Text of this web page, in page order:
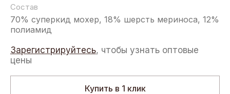
Состав
70% суперкид мохер, 18% шерсть мериноса, 12%
полиамид
Зарегистрируйтесь, чтобы узнать оптовые
цены
Купить в 1 клик